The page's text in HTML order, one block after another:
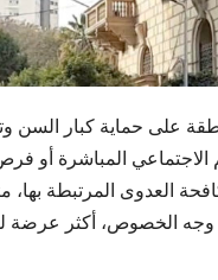
قدرة المنطقة على حماية كبار
الاجتماعي المباشرة أو
العدوى المرتبطة بها،
وجه الخصوص، أكثر